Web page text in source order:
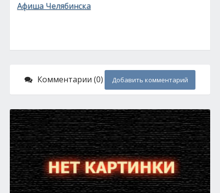
Афиша Челябинска
Комментарии (0) Добавить комментарий